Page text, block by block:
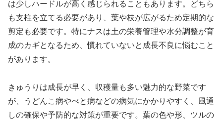
は少しハードルが高く感じられることもあります。どちら
も支柱を立てる必要があり、葉や枝が広がるため定期的な
剪定も必要です。特にナスは土の栄養管理や水分調整が育
成のカギとなるため、慣れていないと成長不良に悩むこと
があります。
きゅうりは成長が早く、収穫量も多い魅力的な野菜です
が、うどんこ病やべと病などの病気にかかりやすく、風通
しの確保や予防的な対策が重要です。葉の色や形、ツルの